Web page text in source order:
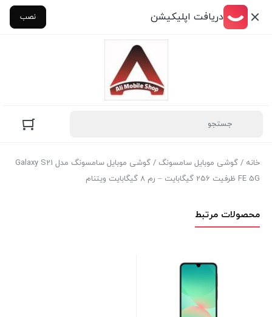
دریافت اپلیکیشن نصب
خانه / گوشی موبايل سامسونگ
/ گوشی موبايل سامسونگ مدل Galaxy S21
FE 5G ظرفیت 256 گیگابایت – رم 8 گیگابایت ویتنام
محصولات مرتبط